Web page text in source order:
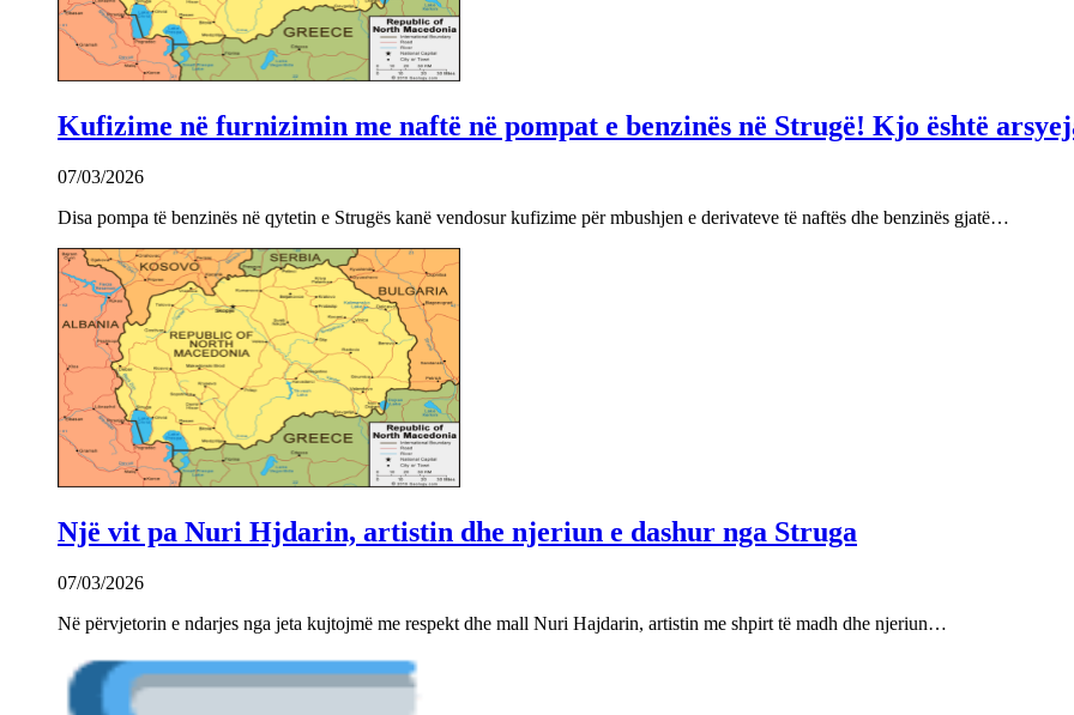
Kufizime në furnizimin me naftë në pompat e benzinës në Strugë! Kjo është
07/03/2026
Disa pompa të benzinës në qytetin e Strugës kanë vendosur kufizime për mbushjen e derivateve të naftës dhe benzinës gjatë…
Një vit pa Nuri Hjdarin, artistin dhe njeriun e dashur nga Struga
07/03/2026
Në përvjetorin e ndarjes nga jeta kujtojmë me respekt dhe mall Nuri Hajdarin, artistin me shpirt të madh dhe njeriun…